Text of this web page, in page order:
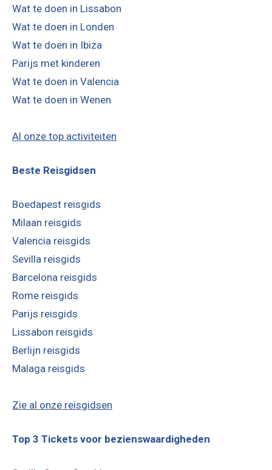
Wat te doen in Lissabon
Wat te doen in Londen
Wat te doen in Ibiza
Parijs met kinderen
Wat te doen in Valencia
Wat te doen in Wenen
Al onze top activiteiten
Beste Reisgidsen
Boedapest reisgids
Milaan reisgids
Valencia reisgids
Sevilla reisgids
Barcelona reisgids
Rome reisgids
Parijs reisgids
Lissabon reisgids
Berlijn reisgids
Malaga reisgids
Zie al onze reisgidsen
Top 3 Tickets voor bezienswaardigheden